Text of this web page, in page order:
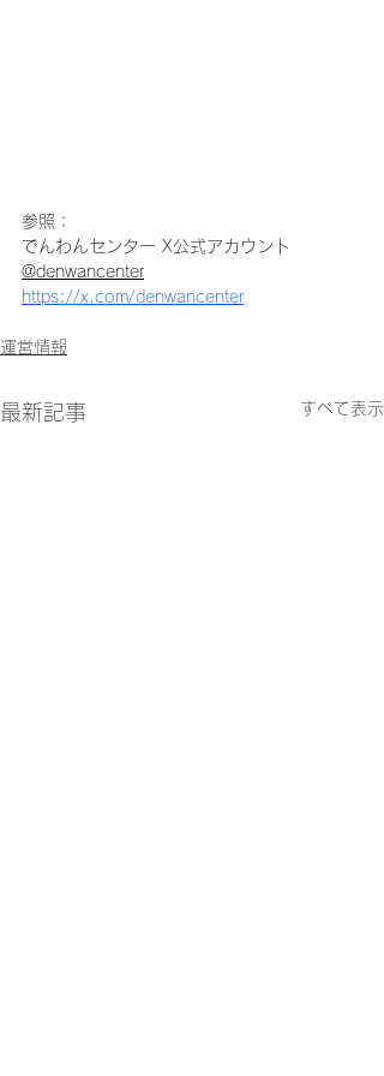
参照：
でんわんセンター X公式アカウント
@denwancenter
https://x.com/denwancenter
運営情報
最新記事 すべて表示